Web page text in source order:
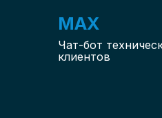
MAX
Чат-бот
клиентов